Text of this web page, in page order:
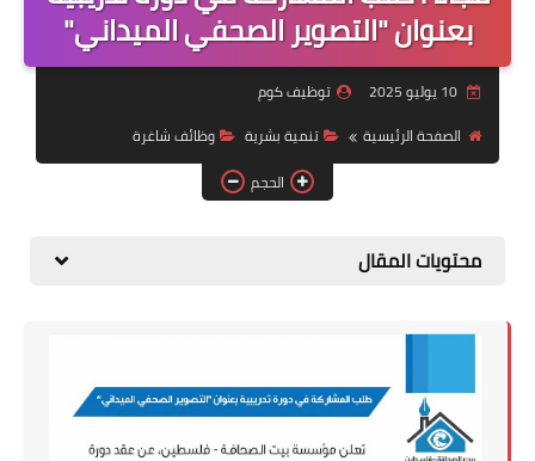
منوعات
نماذج سيرة ذاتية
بعنوان "التصوير الصحفي الميداني"
10 يوليو 2025
توظيف كوم
الصفحة الرئيسية
تنمية بشرية
وظائف شاغرة
الحجم
محتويات المقال